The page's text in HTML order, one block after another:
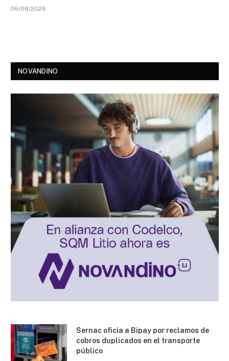
06/08/2026
NOVANDINO
Sernac oficia a Bipay por reclamos de
cobros duplicados en el transporte
público